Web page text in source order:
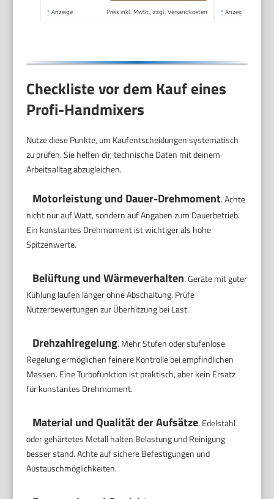
* Anzeige Preis inkl. MwSt., zzgl. Versandkosten * Anzeige
Checkliste vor dem Kauf eines
Profi-Handmixers
Nutze diese Punkte, um Kaufentscheidungen systematisch
zu prüfen. Sie helfen dir, technische Daten mit deinem
Arbeitsalltag abzugleichen.
Motorleistung und Dauer-Drehmoment. Achte
nicht nur auf Watt, sondern auf Angaben zum Dauerbetrieb.
Ein konstantes Drehmoment ist wichtiger als hohe
Spitzenwerte.
Belüftung und Wärmeverhalten. Geräte mit guter
Kühlung laufen länger ohne Abschaltung. Prüfe
Nutzerbewertungen zur Überhitzung bei Last.
Drehzahlregelung. Mehr Stufen oder stufenlose
Regelung ermöglichen feinere Kontrolle bei empfindlichen
Massen. Eine Turbofunktion ist praktisch, aber kein Ersatz
für konstantes Drehmoment.
Material und Qualität der Aufsätze. Edelstahl
oder gehärtetes Metall halten Belastung und Reinigung
besser stand. Achte auf sichere Befestigungen und
Austauschmöglichkeiten.